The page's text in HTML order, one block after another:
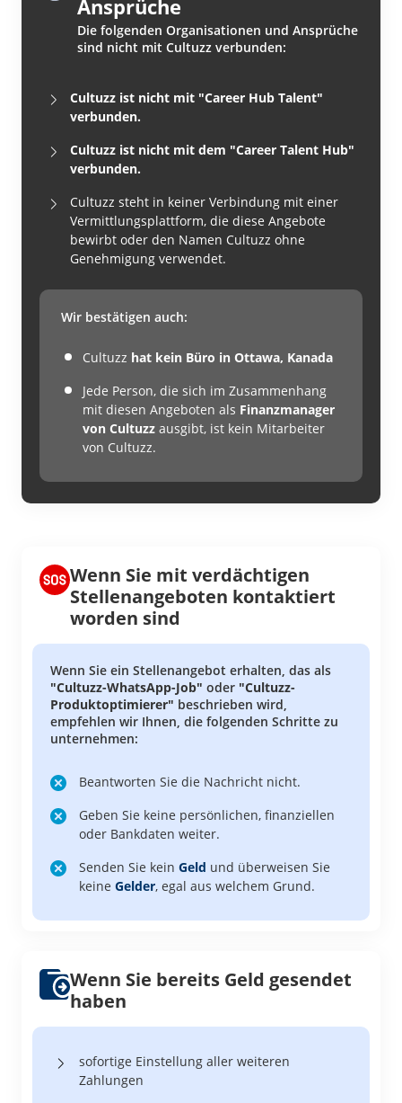
Ansprüche
Die folgenden Organisationen und Ansprüche
sind nicht mit Cultuzz verbunden:
Cultuzz ist nicht mit "Career Hub Talent"
verbunden.
Cultuzz ist nicht mit dem "Career Talent Hub"
verbunden.
Cultuzz steht in keiner Verbindung mit einer
Vermittlungsplattform, die diese Angebote
bewirbt oder den Namen Cultuzz ohne
Genehmigung verwendet.
Wir bestätigen auch:
Cultuzz hat kein Büro in Ottawa, Kanada
Jede Person, die sich im Zusammenhang
mit diesen Angeboten als Finanzmanager
von Cultuzz ausgibt, ist kein Mitarbeiter
von Cultuzz.
Wenn Sie mit verdächtigen
Stellenangeboten kontaktiert
worden sind
Wenn Sie ein Stellenangebot erhalten, das als
"Cultuzz-WhatsApp-Job" oder "Cultuzz-
Produktoptimierer" beschrieben wird,
empfehlen wir Ihnen, die folgenden Schritte zu
unternehmen:
Beantworten Sie die Nachricht nicht.
Geben Sie keine persönlichen, finanziellen
oder Bankdaten weiter.
Senden Sie kein Geld und überweisen Sie
keine Gelder, egal aus welchem Grund.
Wenn Sie bereits Geld gesendet
haben
sofortige Einstellung aller weiteren
Zahlungen